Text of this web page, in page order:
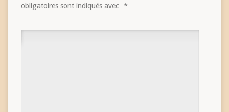
obligatoires sont indiqués avec *